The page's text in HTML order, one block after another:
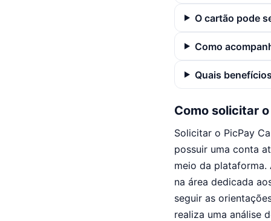
O cartão pode
Como
Quais
Como solicitar
Solicitar o PicPay
possuir uma conta
meio da
na área dedicada
seguir as
realiza uma análise